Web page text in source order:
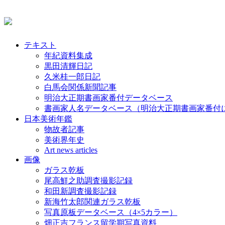
テキスト
年紀資料集成
黒田清輝日記
久米桂一郎日記
白馬会関係新聞記事
明治大正期書画家番付データベース
書画家人名データベース（明治大正期書画家番付
日本美術年鑑
物故者記事
美術界年史
Art news articles
画像
ガラス乾板
尾高鮮之助調査撮影記録
和田新調査撮影記録
新海竹太郎関連ガラス乾板
写真原板データベース（4×5カラー）
畑正吉フランス留学期写真資料